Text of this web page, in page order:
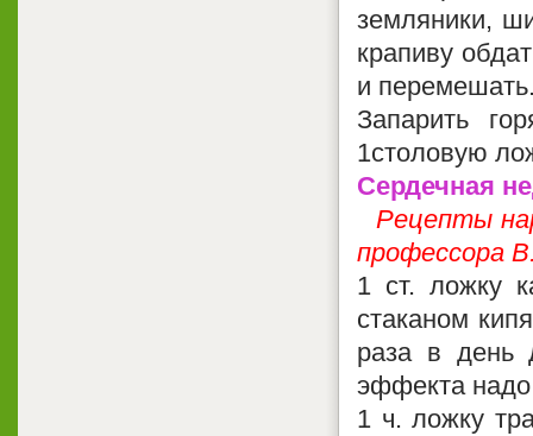
земляники,
крапиву
и
Запарить
1столовую
Сердечная
Рецепты
профессора
1 ст. ложку
стаканом
раза в день
эффекта надо
1 ч. ложку